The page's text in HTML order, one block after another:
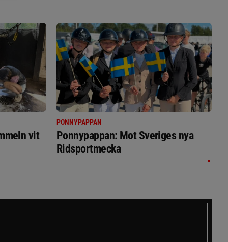
vit
PONNYPAPPAN
Ponnypappan: Mot Sveriges nya
Ridsportmecka